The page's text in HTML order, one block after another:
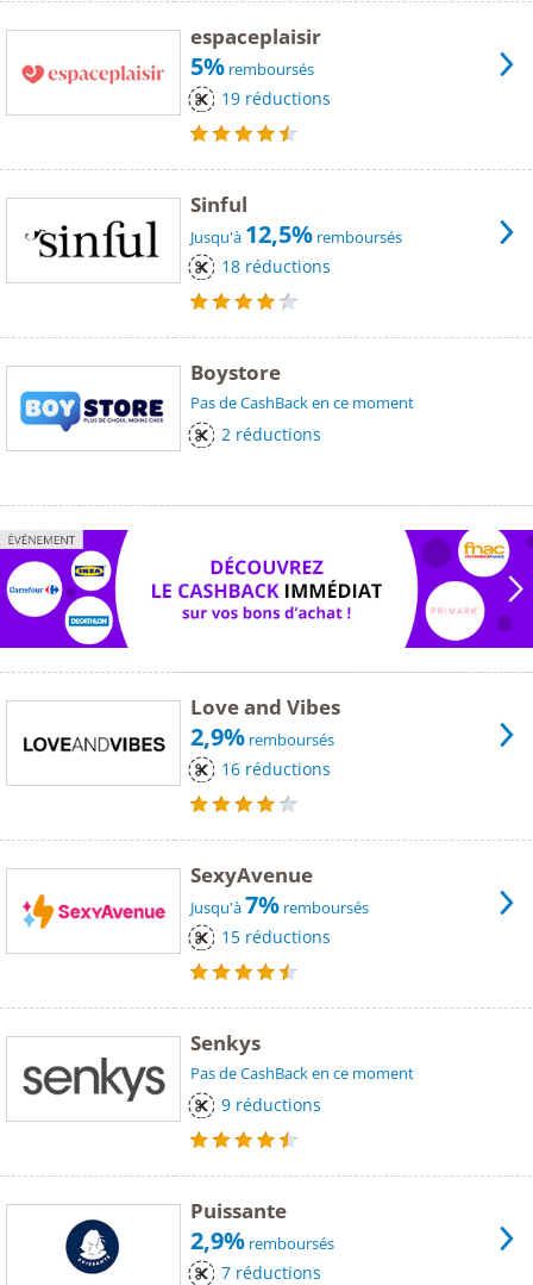
espaceplaisir
5% remboursés
19 réductions
Sinful
Jusqu'à 12,5% remboursés
18 réductions
Boystore
Pas de CashBack en ce moment
2 réductions
Love and Vibes
2,9% remboursés
16 réductions
SexyAvenue
Jusqu'à7% remboursés
15 réductions
Senkys
Pas de CashBack en ce moment
9 réductions
Puissante
2,9% remboursés
7 réductions